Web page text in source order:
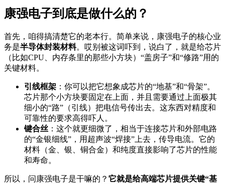
康强电子到底是做什么的？
首先，咱得搞清楚它的老本行。简单来说，康强电子的核心业
务是半导体封装材料。哎别被这词吓到，说白了，就是给芯片
（比如CPU、内存条里的那些小方块）“盖房子”和“修路”用的
关键材料。
引线框架 ：你可以把它想象成芯片的“地基”和“骨架”。
芯片那个小方块要固定在上面，并且需要通过上面极其
细小的“路”（引线）把电信号传出去。这东西对精度和
可靠性的要求高得吓人。
键合丝 ：这个就更细微了，相当于连接芯片和外部电路
的“金银细线”，用超声波“焊接”上去，传导电流。它的
材料（金、银、铜合金）和纯度直接影响了芯片的性能
和寿命。
所以，问康强电子是干嘛的？ 它就是给高端芯片提供关键“基